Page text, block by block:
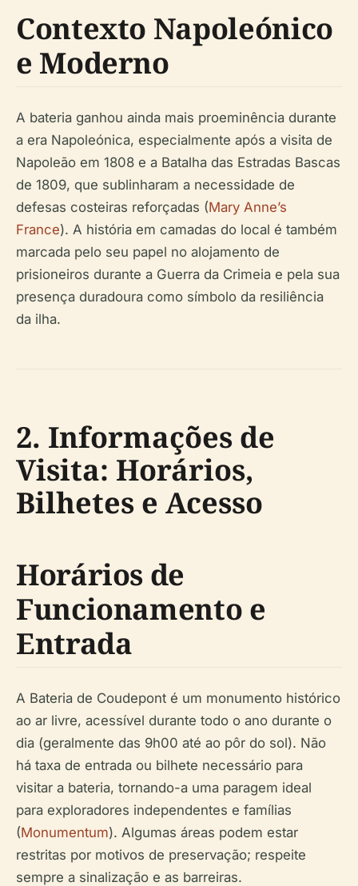
Contexto Napoleónico
e Moderno
A bateria ganhou ainda mais proeminência durante
a era Napoleónica, especialmente após a visita de
Napoleão em 1808 e a Batalha das Estradas Bascas
de 1809, que sublinharam a necessidade de
defesas costeiras reforçadas (Mary Anne’s
France). A história em camadas do local é também
marcada pelo seu papel no alojamento de
prisioneiros durante a Guerra da Crimeia e pela sua
presença duradoura como símbolo da resiliência
da ilha.
2. Informações de
Visita: Horários,
Bilhetes e Acesso
Horários de
Funcionamento e
Entrada
A Bateria de Coudepont é um monumento histórico
ao ar livre, acessível durante todo o ano durante o
dia (geralmente das 9h00 até ao pôr do sol). Não
há taxa de entrada ou bilhete necessário para
visitar a bateria, tornando-a uma paragem ideal
para exploradores independentes e famílias
(Monumentum). Algumas áreas podem estar
restritas por motivos de preservação; respeite
sempre a sinalização e as barreiras.